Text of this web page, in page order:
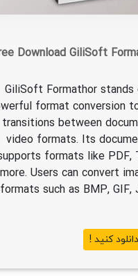
Download GiliSoft
GiliSoft Formathor
format conversion
transitions between
video formats. Its
formats like PDF,
more. Users can convert
formats such as BMP, GIF,
دانلود کنید !